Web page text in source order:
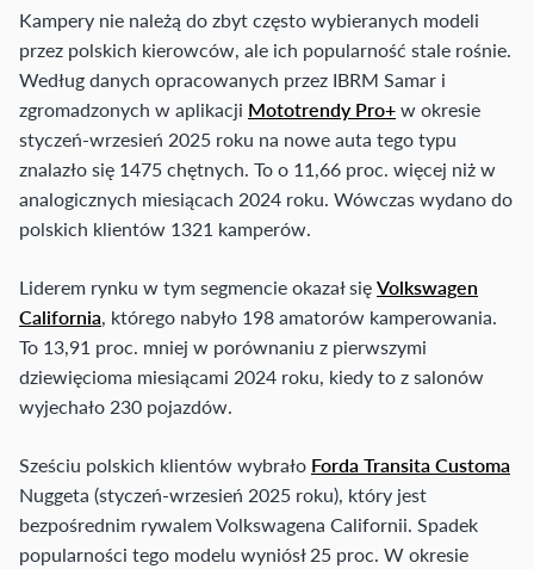
Kampery nie należą do zbyt często wybieranych modeli
przez polskich kierowców, ale ich popularność stale rośnie.
Według danych opracowanych przez IBRM Samar i
zgromadzonych w aplikacji Mototrendy Pro+w okresie
styczeń-wrzesień 2025 roku na nowe auta tego typu
znalazło się 1475 chętnych. To o 11,66 proc. więcej niż w
analogicznych miesiącach 2024 roku. Wówczas wydano do
polskich klientów 1321 kamperów.
Liderem rynku w tym segmencie okazał sięVolkswagen
California, którego nabyło 198 amatorów kamperowania.
To 13,91 proc. mniej w porównaniu z pierwszymi
dziewięcioma miesiącami 2024 roku, kiedy to z salonów
wyjechało 230 pojazdów.
Sześciu polskich klientów wybrało Forda Transita Customa
Nuggeta (styczeń-wrzesień 2025 roku), który jest
bezpośrednim rywalem Volkswagena Californii. Spadek
popularności tego modelu wyniósł 25 proc. W okresie